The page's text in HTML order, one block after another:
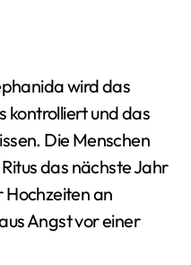
wird das
kontrolliert und das
Die Menschen
das nächste Jahr
Hochzeiten an
Angst vor einer